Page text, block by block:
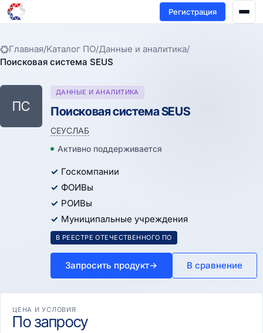
Регистрация
Главная/Каталог ПО/Данные и аналитика/
Поисковая система SEUS
ПС
ДАННЫЕ И АНАЛИТИКА
Поисковая система SEUS
СЕУСЛАБ
Активно поддерживается
Госкомпании
ФОИВы
РОИВы
Муниципальные учреждения
В РЕЕСТРЕ ОТЕЧЕСТВЕННОГО ПО
Запросить продукт→ В сравнение
ЦЕНА И УСЛОВИЯ
По запросу